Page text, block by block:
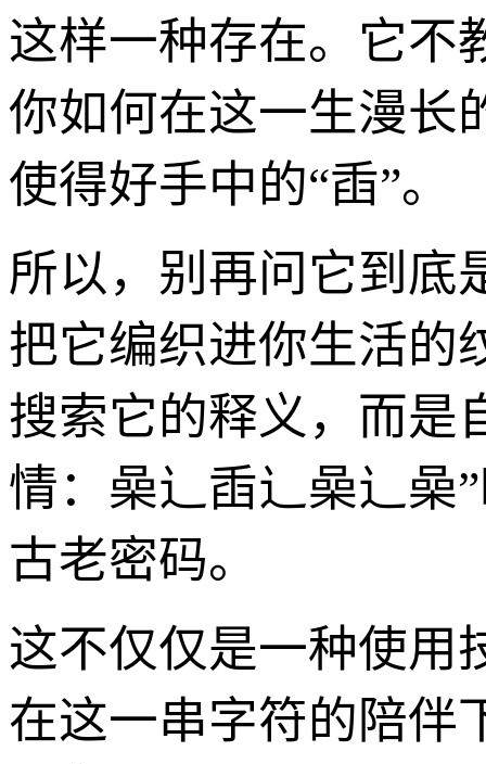
这样一种存在。它不
你如何在这一生漫长
使得好手中的“臿”。
所以，别再问它到底
把它编织进你生活的
搜索它的释义，而是
情：喿辶臿辶喿辶喿
古老密码。
这不仅仅是一种使用
在这一串字符的陪伴